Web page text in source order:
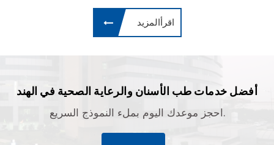
اقرأالمزيد
أفضل خدمات طب الأسنان والرعاية الصحية في الهند
احجز موعدك اليوم بملء النموذج السريع.